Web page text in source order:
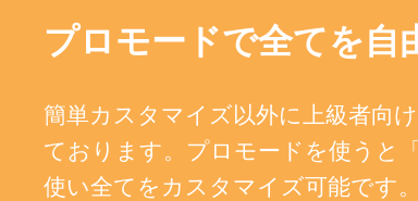
プロモードで全てを自
簡単カスタマイズ以外に上級者向
ております。プロモードを使うと
使い全てをカスタマイズ可能です